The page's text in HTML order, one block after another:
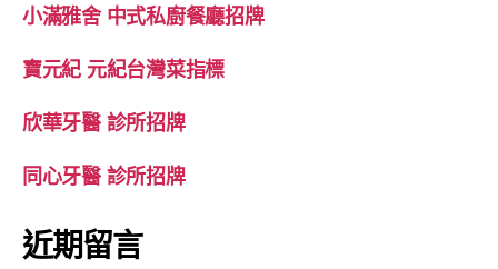
小滿雅舍 中式私廚餐廳招牌
寶元紀 元紀台灣菜指標
欣華牙醫 診所招牌
同心牙醫 診所招牌
近期留言